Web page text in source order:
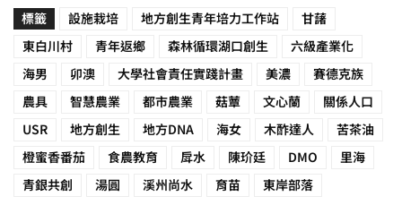
標籤 設施栽培 地方創生青年培力工作站 甘藷
東白川村 青年返鄉 森林循環湖口創生 六級產業化
海男 卯澳 大學社會責任實踐計畫 美濃 賽德克族
農具 智慧農業 都市農業 菇蕈 文心蘭 關係人口
USR 地方創生 地方DNA 海女 木酢達人 苦茶油
橙蜜香番茄 食農教育 戽水 陳玠廷 DMO 里海
青銀共創 湯圓 溪州尚水 育苗 東岸部落